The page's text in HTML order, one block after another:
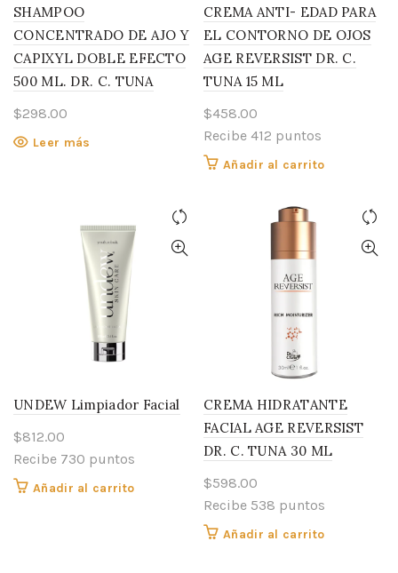
SHAMPOO
CONCENTRADO DE AJO Y
CAPIXYL DOBLE EFECTO
500 ML. DR. C. TUNA
$298.00
Leer más
CREMA ANTI- EDAD PARA
EL CONTORNO DE OJOS
AGE REVERSIST DR. C.
TUNA 15 ML
$458.00
Recibe 412 puntos
Añadir al carrito
UNDEW Limpiador Facial
$812.00
Recibe 730 puntos
Añadir al carrito
CREMA HIDRATANTE
FACIAL AGE REVERSIST
DR. C. TUNA 30 ML
$598.00
Recibe 538 puntos
Añadir al carrito